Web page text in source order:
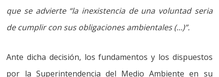
que se advierte “la inexistencia de una voluntad seria
de cumplir con sus obligaciones ambientales(…)”.
Ante dicha decisión, los fundamentos y los dispuestos
por la Superintendencia del Medio Ambiente en su